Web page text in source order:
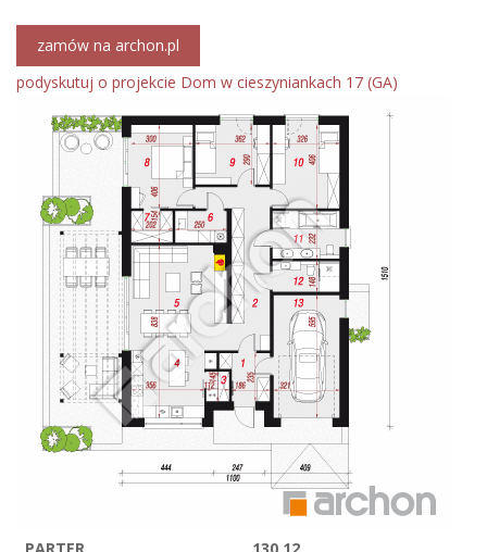
zamów na archon.pl
podyskutuj o projekcie Dom w cieszyniankach 17 (GA)